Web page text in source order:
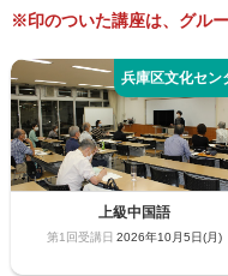
※印のついた講座は、グル
上級中国語
2026年10月5日(月)